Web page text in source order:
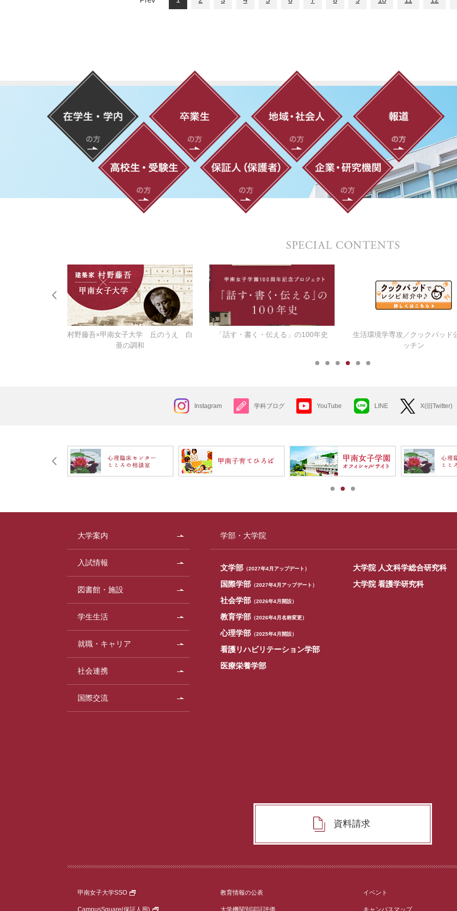
村野藤吾×甲南女子大学 丘のうえ 白
亜の調和
「話す・書く・伝える」の100年史
生活環境学専攻／クックパッド
ッチン
Instagram 学科ブログ YouTube LINE X(旧Twitter)
大学案内
入試情報
図書館・施設
学生生活
就職・キャリア
社会連携
国際交流
学部・大学院
文学部 （2027年4月アップデート）
国際学部 （2027年4月アップデート）
社会学部 （2026年4月開設）
教育学部 （2026年4月名称変更）
心理学部 （2025年4月開設）
看護リハビリテーション学部
医療栄養学部
大学院 人文科学総合研究科
大学院 看護学研究科
資料請求
甲南女子大学SSO
CampusSquare(保証人用)
教育情報の公表
大学機関別認証評価
イベント
キャンパスマップ